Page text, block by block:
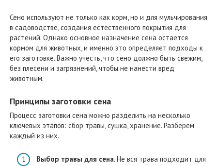
Сено используют не только как корм, но и для мульчирования
в садоводстве, создания естественного покрытия для
растений. Однако основное назначение сена остается
кормом для животных, и именно это определяет подходы к
его заготовке. Важно учесть, что сено должно быть свежим,
без плесени и загрязнений, чтобы не нанести вред
животным.
Принципы заготовки сена
Процесс заготовки сена можно разделить на несколько
ключевых этапов: сбор травы, сушка, хранение. Разберем
каждый из них.
Выбор травы для сена. Не вся трава подходит для